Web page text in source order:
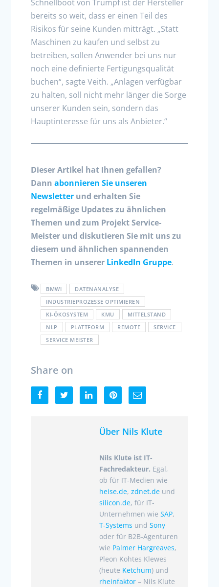
Schnellboot von Trumpf ist der Hersteller
bereits so weit, dass er einen Teil des
Risikos für seine Kunden mitträgt. „Statt
Maschinen zu kaufen und selbst zu
betreiben, sollen Anwender bei uns nur
noch eine definierte Fertigungsqualität
buchen“, sagte Veith. „Anlagen verfügbar
zu halten, soll nicht mehr länger die Sorge
unserer Kunden sein, sondern das
Hauptinteresse für uns als Anbieter.“
Dieser Artikel hat Ihnen gefallen?
Dannabonnieren Sie unseren
Newsletter und erhalten Sie
regelmäßige Updates zu ähnlichen
Themen und zum Projekt Service-
Meister und diskutieren Sie mit uns zu
diesem und ähnlichen spannenden
Themen in unserer LinkedIn Gruppe.
BMWI
DATENANALYSE
INDUSTRIEPROZESSE OPTIMIEREN
KI-ÖKOSYSTEM
KMU
MITTELSTAND
NLP
PLATTFORM REMOTE
SERVICE
SERVICE MEISTER
Share on
Über Nils Klute
Nils Klute ist IT-
Fachredakteur. Egal,
ob für IT-Medien wie
heise.de,zdnet.de und
silicon.de, für IT-
Unternehmen wieSAP,
T-Systems undSony
oder für B2B-Agenturen
wie Palmer Hargreaves,
Pleon Kohtes Klewes
(heute Ketchum) und
rheinfaktor – Nils Klute